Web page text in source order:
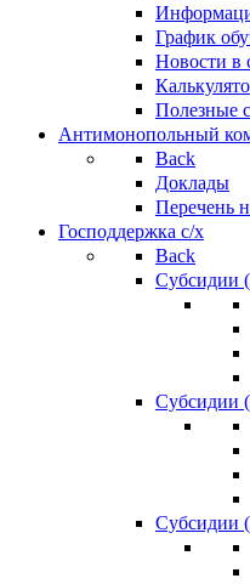
График
Новости в
Полезные
Антимонопольный
Back
Доклады
Перечень
Господдержка с/х
Back